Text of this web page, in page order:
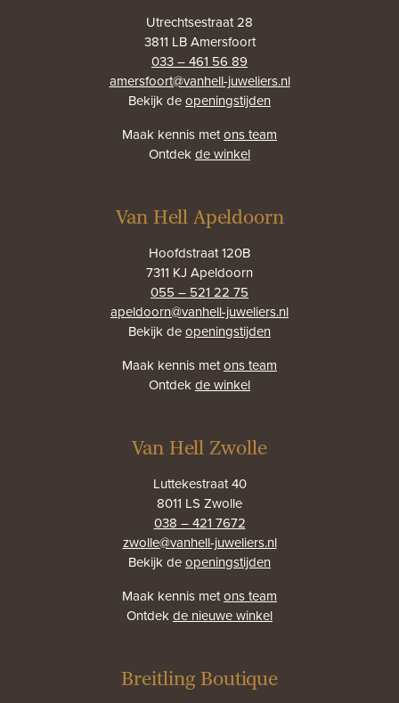
Utrechtsestraat 28
3811 LB Amersfoort
033 – 461 56 89
amersfoort@vanhell-juweliers.nl
Bekijk deopeningstijden
Maak kennis metons team
Ontdekde winkel
Van Hell Apeldoorn
Hoofdstraat 120B
7311 KJ Apeldoorn
055 – 521 22 75
apeldoorn@vanhell-juweliers.nl
Bekijk deopeningstijden
Maak kennis metons team
Ontdekde winkel
Van Hell Zwolle
Luttekestraat 40
8011 LS Zwolle
038 – 421 7672
zwolle@vanhell-juweliers.nl
Bekijk deopeningstijden
Maak kennis metons team
Ontdekde nieuwe winkel
Breitling Boutique